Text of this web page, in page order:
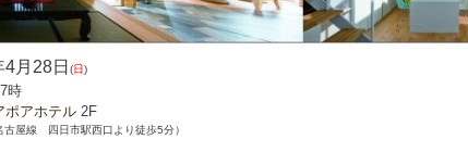
月 28日 (日)
時
ポアホテル 2F
古屋線 四日市駅西口より徒歩5分）